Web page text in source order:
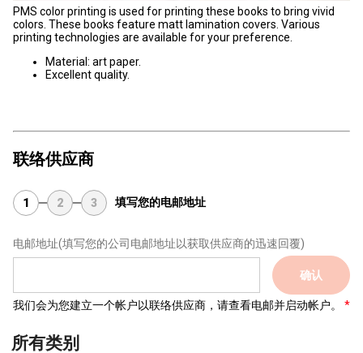
PMS color printing is used for printing these books to bring vivid
colors. These books feature matt lamination covers. Various
printing technologies are available for your preference.
Material: art paper.
Excellent quality.
联络供应商
1 2 3 填写您的电邮地址
电邮地址(填写您的公司电邮地址以获取供应商的迅速回覆)
确认
我们会为您建立一个帐户以联络供应商，请查看电邮并启动帐户。
所有类别